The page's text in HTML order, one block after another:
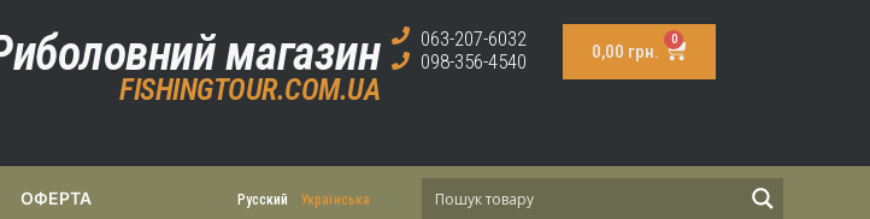
магазин
FISHINGTOUR.COM.UA
063-207-6032
098-356-4540
0,00 грн.
0
Русский Українська
ОФЕРТА